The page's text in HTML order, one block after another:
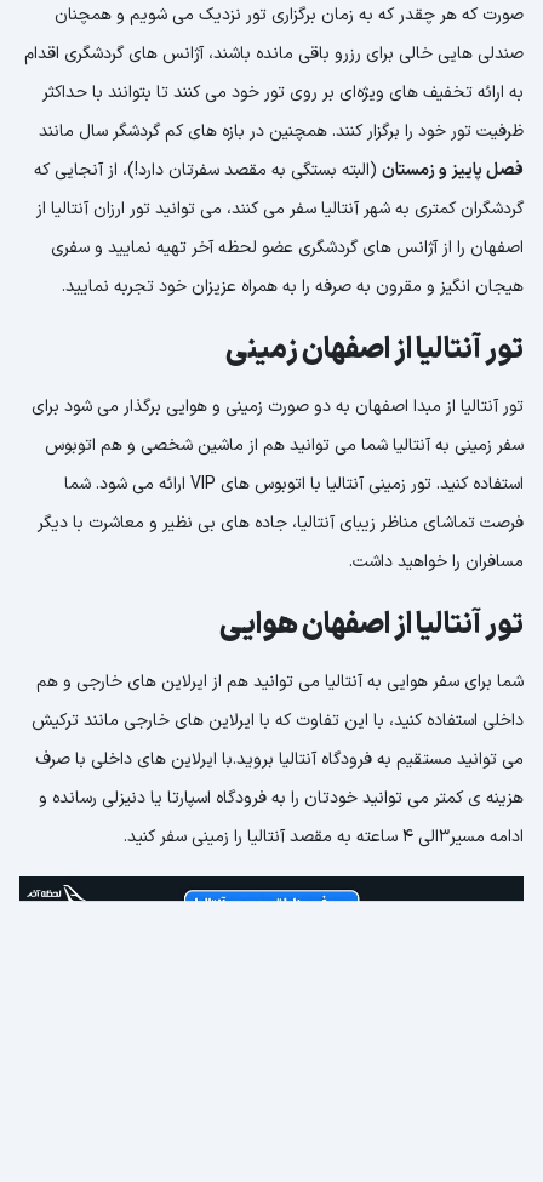
صورت که هر چقدر که به زمان برگزاری تور نزدیک می شویم و همچنان
صندلی هایی خالی برای رزرو باقی مانده باشند، آژانس های گردشگری اقدام
به ارائه تخفیف های ویژه‌ای بر روی تور خود می کنند تا بتوانند با حداکثر
ظرفیت تور خود را برگزار کنند. همچنین در بازه های کم گردشگر سال مانند
فصل پاییز و زمستان (البته بستگی به مقصد سفرتان دارد!)، از آنجایی که
گردشگران کمتری به شهر آنتالیا سفر می کنند، می توانید تور ارزان آنتالیا از
اصفهان را از آژانس های گردشگری عضو لحظه آخر تهیه نمایید و سفری
هیجان انگیز و مقرون به صرفه را به همراه عزیزان خود تجربه نمایید.
تور آنتالیا از اصفهان زمینی
تور آنتالیا از مبدا اصفهان به دو صورت زمینی و هوایی برگذار می‎ شود برای
سفر زمینی به آنتالیا شما می توانید هم از ماشین شخصی و هم اتوبوس
استفاده کنید. تور زمینی آنتالیا با اتوبوس های VIP ارائه می ‎شود. شما
فرصت تماشای مناظر زیبای آنتالیا، جاده های بی نظیر و معاشرت با دیگر
مسافران را خواهید داشت.
تور آنتالیا از اصفهان هوایی
شما برای سفر هوایی به آنتالیا می توانید هم از ایرلاین های خارجی و هم
داخلی استفاده کنید، با این تفاوت که با ایرلاین های خارجی مانند ترکیش
می توانید مستقیم به فرودگاه آنتالیا بروید.با ایرلاین های داخلی با صرف
هزینه ی کمتر می توانید خودتان را به فرودگاه اسپارتا یا دنیزلی رسانده و
ادامه مسیر3الی 4 ساعته به مقصد آنتالیا را زمینی سفر کنید.